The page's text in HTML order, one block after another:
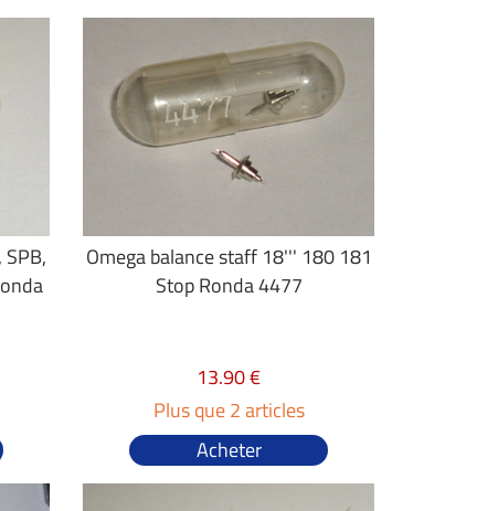
Omega balance staff 18''' 180 181
Stop Ronda 4477
13.90 €
Plus que 2 articles
Acheter